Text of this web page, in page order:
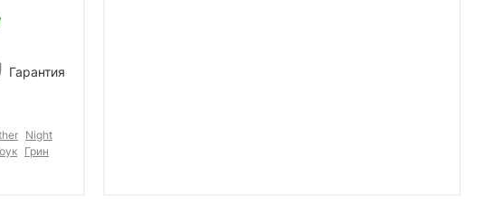
Гарантия
Night
Грин